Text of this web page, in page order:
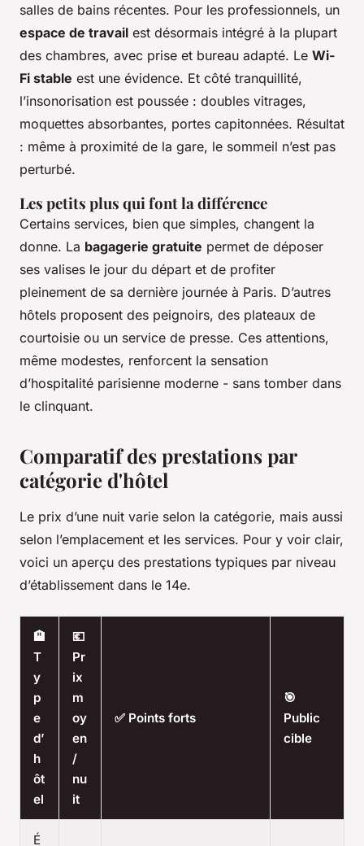
salles de bains récentes. Pour les professionnels, un
espace de travail est désormais intégré à la plupart
des chambres, avec prise et bureau adapté. Le Wi-
Fi stable est une évidence. Et côté tranquillité,
l’insonorisation est poussée : doubles vitrages,
moquettes absorbantes, portes capitonnées. Résultat
: même à proximité de la gare, le sommeil n’est pas
perturbé.
Les petits plus qui font la différence
Certains services, bien que simples, changent la
donne. La bagagerie gratuite permet de déposer
ses valises le jour du départ et de profiter
pleinement de sa dernière journée à Paris. D’autres
hôtels proposent des peignoirs, des plateaux de
courtoisie ou un service de presse. Ces attentions,
même modestes, renforcent la sensation
d’hospitalité parisienne moderne - sans tomber dans
le clinquant.
Comparatif des prestations par
catégorie d'hôtel
Le prix d’une nuit varie selon la catégorie, mais aussi
selon l’emplacement et les services. Pour y voir clair,
voici un aperçu des prestations typiques par niveau
d’établissement dans le 14e.
🏨
T
y
p
e
d’
h
ôt
el
💶
Pr
ix
m
oy
en
/
nu
it
✅ Points forts
🎯
Public
cible
É